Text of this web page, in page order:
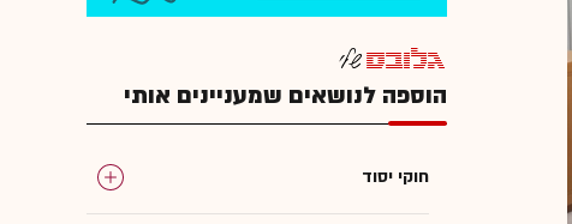
הוספה לנושאים שמעניינים אותי
חוקי יסוד